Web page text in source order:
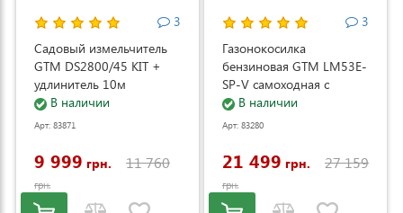
3
Садовый измельчитель
GTM DS2800/45 KIT +
удлинитель 10м
(DS2800/45_KIT+ext.cord)
В наличии
Арт: 83871
9 999 грн. 11 760
грн.
3
Газонокосилка
бензиновая GTM LM53E-
SP-V самоходная с
электростартером и
регулировкой скорости
В наличии
Арт: 83280
21 499 грн. 27 159
грн.